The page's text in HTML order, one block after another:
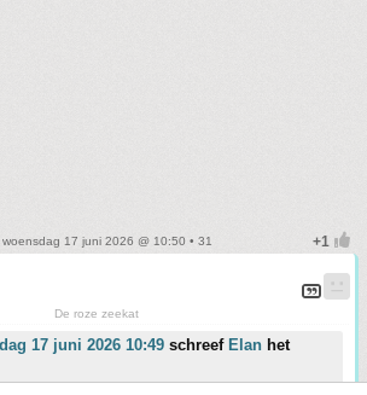
woensdag 17 juni 2026 @ 10:50 • 31
De roze zeekat
17 juni 2026 10:49 schreef Elan het